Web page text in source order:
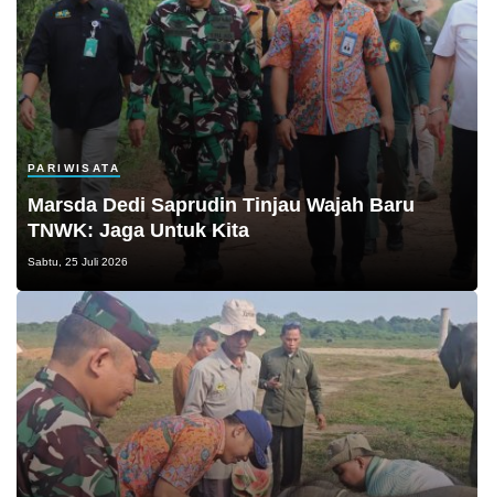
PARIWISATA
Marsda Dedi Saprudin Tinjau Wajah Baru
TNWK: Jaga Untuk Kita
Sabtu, 25 Juli 2026